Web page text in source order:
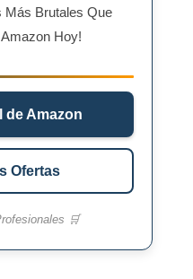
Más Brutales Que
Hoy!
de Amazon
Ofertas
🛒